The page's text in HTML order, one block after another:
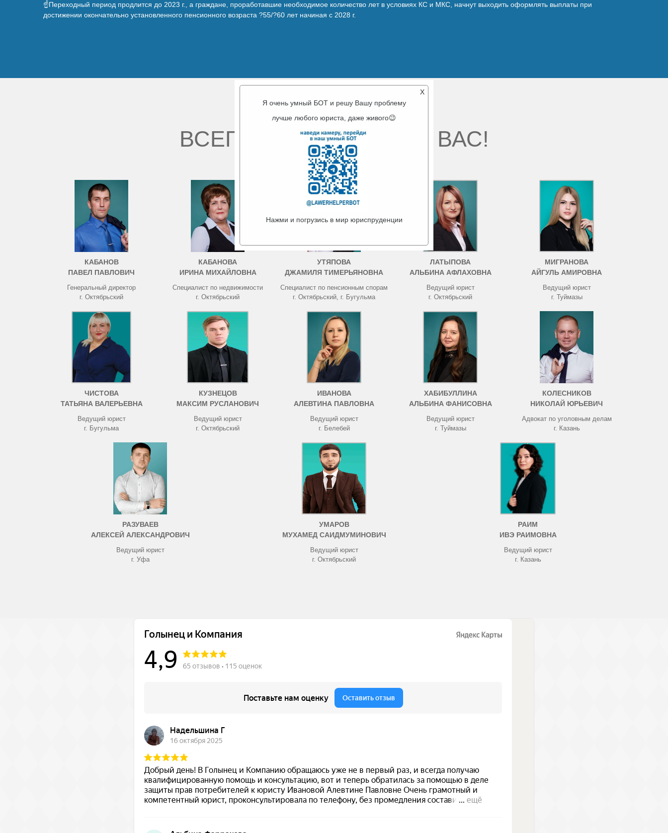
☝️Переходный период продлится до 2023 г., а граждане, проработавшие необходимое количество лет в условиях КС и МКС, начнут выходить оформлять выплаты при
достижении окончательно установленного пенсионного возраста ?55/?60 лет начиная с 2028 г.
ВСЕГДА РАДЫ ВИДЕТЬ ВАС!
КАБАНОВ
ПАВЕЛ ПАВЛОВИЧ
Генеральный директор
г. Октябрьский
КАБАНОВА
ИРИНА МИХАЙЛОВНА
Специалист по недвижимости
г. Октябрьский
УТЯПОВА
ДЖАМИЛЯ ТИМЕРЬЯНОВНА
Специалист по пенсионным спорам
г. Октябрьский, г. Бугульма
ЛАТЫПОВА
АЛЬБИНА АФЛАХОВНА
Ведущий юрист
г. Октябрьский
МИГРАНОВА
АЙГУЛЬ АМИРОВНА
Ведущий юрист
г. Туймазы
ЧИСТОВА
ТАТЬЯНА ВАЛЕРЬЕВНА
Ведущий юрист
г. Бугульма
КУЗНЕЦОВ
МАКСИМ РУСЛАНОВИЧ
Ведущий юрист
г. Октябрьский
ИВАНОВА
АЛЕВТИНА ПАВЛОВНА
Ведущий юрист
г. Белебей
ХАБИБУЛЛИНА
АЛЬБИНА ФАНИСОВНА
Ведущий юрист
г. Туймазы
КОЛЕСНИКОВ
НИКОЛАЙ ЮРЬЕВИЧ
Адвокат по уголовным делам
г. Казань
РАЗУВАЕВ
АЛЕКСЕЙ АЛЕКСАНДРОВИЧ
Ведущий юрист
г. Уфа
УМАРОВ
МУХАМЕД САИДМУМИНОВИЧ
Ведущий юрист
г. Октябрьский
РАИМ
ИВЭ РАИМОВНА
Ведущий юрист
г. Казань
X
Я очень умный БОТ и решу Вашу проблему
лучше любого юриста, даже живого😉
Нажми и погрузись в мир юриспруденции